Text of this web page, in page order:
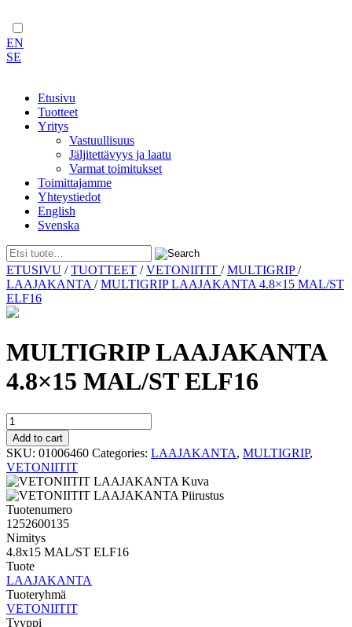
EN
SE
Etusivu
Tuotteet
Yritys
Vastuullisuus
Jäljitettävyys ja laatu
Varmat toimitukset
Toimittajamme
Yhteystiedot
English
Svenska
Skip
to
content
ETUSIVU /TUOTTEET /VETONIITIT /MULTIGRIP/
LAAJAKANTA /MULTIGRIP LAAJAKANTA 4.8×15 MAL/ST
ELF16
MULTIGRIP LAAJAKANTA
4.8×15 MAL/ST ELF16
MULTIGRIP
LAAJAKANTA
4.8x15
MAL/ST
ELF16
quantity
Add to cart
SKU: 01006460 Categories: LAAJAKANTA, MULTIGRIP,
VETONIITIT
Tuotenumero
1252600135
Nimitys
4.8x15 MAL/ST ELF16
Tuote
LAAJAKANTA
Tuoteryhmä
VETONIITIT
Tyyppi